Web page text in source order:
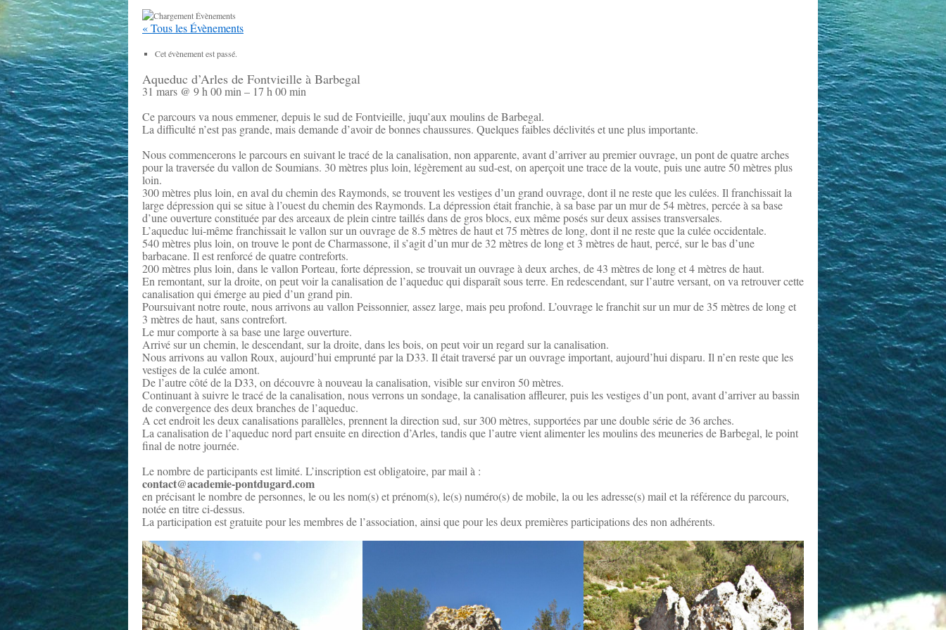
« Tous les Évènements
Cet évènement est passé.
Aqueduc d’Arles de Fontvieille à Barbegal
31 mars @ 9 h 00 min – 17 h 00 min
Ce parcours va nous emmener, depuis le sud de Fontvieille, juqu’aux moulins de Barbegal.
La difficulté n’est pas grande, mais demande d’avoir de bonnes chaussures. Quelques faibles déclivités et une plus importante.
Nous commencerons le parcours en suivant le tracé de la canalisation, non apparente, avant d’arriver au premier ouvrage, un pont de quatre arches
pour la traversée du vallon de Soumians. 30 mètres plus loin, légèrement au sud-est, on aperçoit une trace de la voute, puis une autre 50 mètres plus
loin.
300 mètres plus loin, en aval du chemin des Raymonds, se trouvent les vestiges d’un grand ouvrage, dont il ne reste que les culées. Il franchissait la
large dépression qui se situe à l’ouest du chemin des Raymonds. La dépression était franchie, à sa base par un mur de 54 mètres, percée à sa base
d’une ouverture constituée par des arceaux de plein cintre taillés dans de gros blocs, eux même posés sur deux assises transversales.
L’aqueduc lui-même franchissait le vallon sur un ouvrage de 8.5 mètres de haut et 75 mètres de long, dont il ne reste que la culée occidentale.
540 mètres plus loin, on trouve le pont de Charmassone, il s’agit d’un mur de 32 mètres de long et 3 mètres de haut, percé, sur le bas d’une
barbacane. Il est renforcé de quatre contreforts.
200 mètres plus loin, dans le vallon Porteau, forte dépression, se trouvait un ouvrage à deux arches, de 43 mètres de long et 4 mètres de haut.
En remontant, sur la droite, on peut voir la canalisation de l’aqueduc qui disparaît sous terre. En redescendant, sur l’autre versant, on va retrouver cette
canalisation qui émerge au pied d’un grand pin.
Poursuivant notre route, nous arrivons au vallon Peissonnier, assez large, mais peu profond. L’ouvrage le franchit sur un mur de 35 mètres de long et
3 mètres de haut, sans contrefort.
Le mur comporte à sa base une large ouverture.
Arrivé sur un chemin, le descendant, sur la droite, dans les bois, on peut voir un regard sur la canalisation.
Nous arrivons au vallon Roux, aujourd’hui emprunté par la D33. Il était traversé par un ouvrage important, aujourd’hui disparu. Il n’en reste que les
vestiges de la culée amont.
De l’autre côté de la D33, on découvre à nouveau la canalisation, visible sur environ 50 mètres.
Continuant à suivre le tracé de la canalisation, nous verrons un sondage, la canalisation affleurer, puis les vestiges d’un pont, avant d’arriver au bassin
de convergence des deux branches de l’aqueduc.
A cet endroit les deux canalisations parallèles, prennent la direction sud, sur 300 mètres, supportées par une double série de 36 arches.
La canalisation de l’aqueduc nord part ensuite en direction d’Arles, tandis que l’autre vient alimenter les moulins des meuneries de Barbegal, le point
final de notre journée.
Le nombre de participants est limité. L’inscription est obligatoire, par mail à :
contact@academie-pontdugard.com
en précisant le nombre de personnes, le ou les nom(s) et prénom(s), le(s) numéro(s) de mobile, la ou les adresse(s) mail et la référence du parcours,
notée en titre ci-dessus.
La participation est gratuite pour les membres de l’association, ainsi que pour les deux premières participations des non adhérents.